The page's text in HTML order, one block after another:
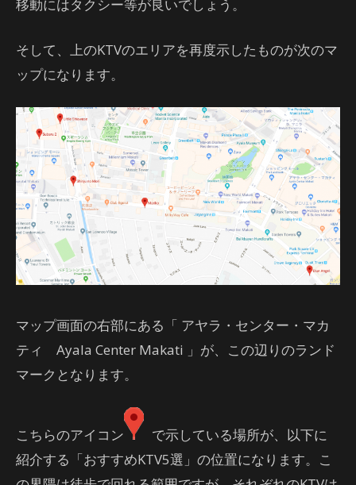
移動にはタクシー等が良いでしょう。
そして、上のKTVのエリアを再度示したものが次のマ
ップになります。
マップ画面の右部にある「 アヤラ・センター・マカ
ティ Ayala Center Makati 」が、この辺りのランド
マークとなります。
こちらのアイコン
で示している場所が、以下に
紹介する「おすすめKTV5選」の位置になります。こ